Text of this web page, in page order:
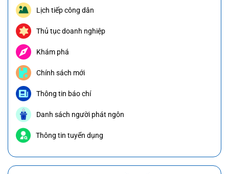
Lịch tiếp công dân
Thủ tục doanh nghiệp
Khám phá
Chính sách mới
Thông tin báo chí
Danh sách người phát ngôn
Thông tin tuyển dụng